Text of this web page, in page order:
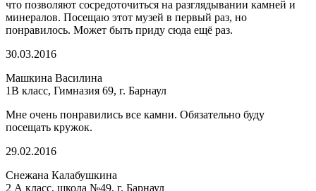
что позволяют сосредоточиться на разглядывании камней и
минералов. Посещаю этот музей в первый раз, но
понравилось. Может быть приду сюда ещё раз.
30.03.2016
Машкина Василина
1В класс, Гимназия 69, г. Барнаул
Мне очень понравились все камни. Обязательно буду
посещать кружок.
29.02.2016
Снежана Калабушкина
2 А класс, школа №49, г. Барнаул